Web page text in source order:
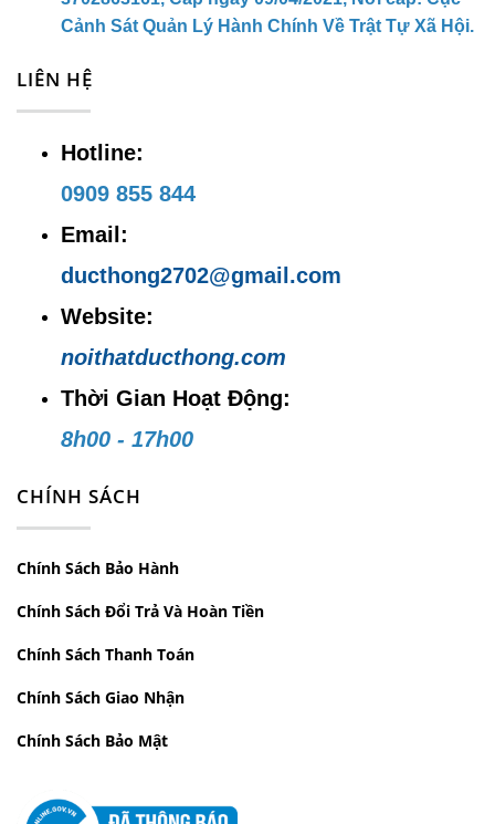
cú click chuột.
CÔNG TY TNHH MTV SX TM DV NỘI
Địa chỉ trụ sở:
Phạm Ngũ Lão, khu phố Thắng Lợi 2,
Dương
Địa chỉ kho hàng:
Dĩ An, Bình Dương
Email:
Website:
Cảnh Sát Quản Lý Hành Chính Về Trật Tự Xã Hội.
LIÊN HỆ
Hotline:
0909 855 844
Email:
ducthong2702@gmail.com
Website:
noithatducthong.com
Thời Gian Hoạt Động:
8h00 - 17h00
CHÍNH SÁCH
Chính Sách Bảo Hành
Chính Sách Đổi Trả Và Hoàn Tiền
Chính Sách Thanh Toán
Chính Sách Giao Nhận
Chính Sách Bảo Mật